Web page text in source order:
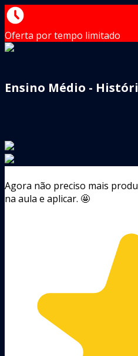
Oferta por tempo limitado
Ensino Médio -
Agora não preciso mais
na aula e aplicar. 🤩